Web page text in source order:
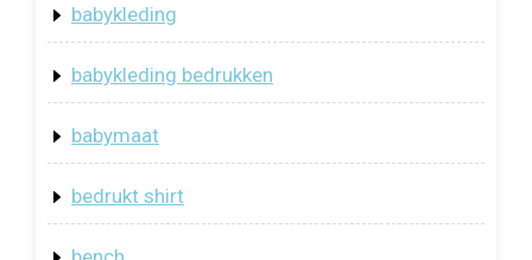
babykleding
babykleding bedrukken
babymaat
bedrukt shirt